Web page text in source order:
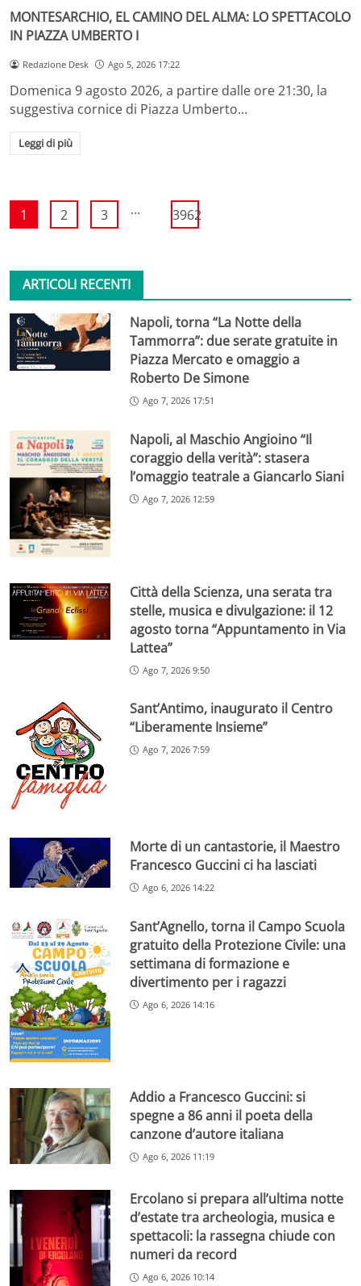
MONTESARCHIO, EL CAMINO DEL ALMA: LO SPETTACOLO
IN PIAZZA UMBERTO I
Redazione Desk Ago 5, 2026 17:22
Domenica 9 agosto 2026, a partire dalle ore 21:30, la
suggestiva cornice di Piazza Umberto…
Leggi di più
1 2 3 ... 3962
ARTICOLI RECENTI
Napoli, torna “La Notte della
Tammorra”: due serate gratuite in
Piazza Mercato e omaggio a
Roberto De Simone
Ago 7, 2026 17:51
Napoli, al Maschio Angioino “Il
coraggio della verità”: stasera
l’omaggio teatrale a Giancarlo Siani
Ago 7, 2026 12:59
Città della Scienza, una serata tra
stelle, musica e divulgazione: il 12
agosto torna “Appuntamento in Via
Lattea”
Ago 7, 2026 9:50
Sant’Antimo, inaugurato il Centro
“Liberamente Insieme”
Ago 7, 2026 7:59
Morte di un cantastorie, il Maestro
Francesco Guccini ci ha lasciati
Ago 6, 2026 14:22
Sant’Agnello, torna il Campo Scuola
gratuito della Protezione Civile: una
settimana di formazione e
divertimento per i ragazzi
Ago 6, 2026 14:16
Addio a Francesco Guccini: si
spegne a 86 anni il poeta della
canzone d’autore italiana
Ago 6, 2026 11:19
Ercolano si prepara all’ultima notte
d’estate tra archeologia, musica e
spettacoli: la rassegna chiude con
numeri da record
Ago 6, 2026 10:14